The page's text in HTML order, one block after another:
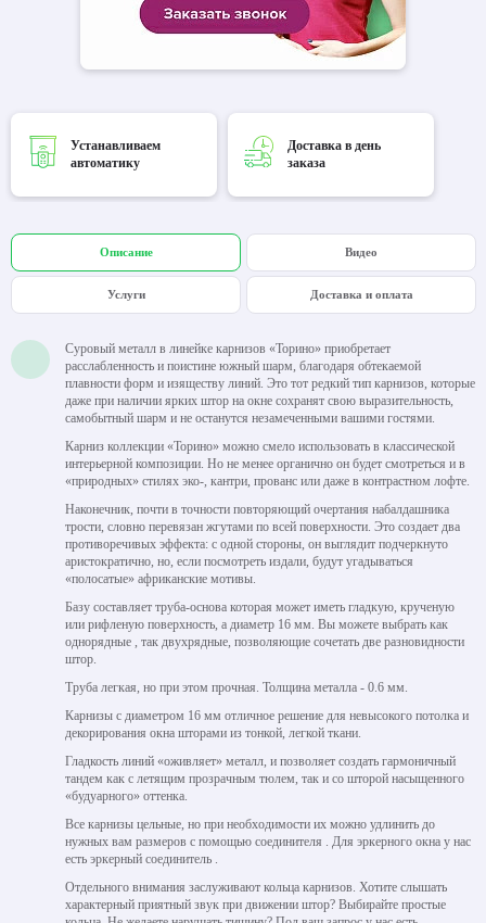
Устанавливаем
автоматику
Доставка в день
заказа
Описание Видео
Услуги Доставка и оплата
Суровый металл в линейке карнизов «Торино» приобретает
расслабленность и поистине южный шарм, благодаря обтекаемой
плавности форм и изяществу линий. Это тот редкий тип карнизов, которые
даже при наличии ярких штор на окне сохранят свою выразительность,
самобытный шарм и не останутся незамеченными вашими гостями.
Карниз коллекции «Торино» можно смело использовать в классической
интерьерной композиции. Но не менее органично он будет смотреться и в
«природных» стилях эко-, кантри, прованс или даже в контрастном лофте.
Наконечник, почти в точности повторяющий очертания набалдашника
трости, словно перевязан жгутами по всей поверхности. Это создает два
противоречивых эффекта: с одной стороны, он выглядит подчеркнуто
аристократично, но, если посмотреть издали, будут угадываться
«полосатые» африканские мотивы.
Базу составляет труба-основа которая может иметь гладкую, крученую
или рифленую поверхность, а диаметр 16 мм. Вы можете выбрать как
однорядные , так двухрядные, позволяющие сочетать две разновидности
штор.
Труба легкая, но при этом прочная. Толщина металла - 0.6 мм.
Карнизы с диаметром 16 мм отличное решение для невысокого потолка и
декорирования окна шторами из тонкой, легкой ткани.
Гладкость линий «оживляет» металл, и позволяет создать гармоничный
тандем как с летящим прозрачным тюлем, так и со шторой насыщенного
«будуарного» оттенка.
Все карнизы цельные, но при необходимости их можно удлинить до
нужных вам размеров с помощью соединителя . Для эркерного окна у нас
есть эркерный соединитель .
Отдельного внимания заслуживают кольца карнизов. Хотите слышать
характерный приятный звук при движении штор? Выбирайте простые